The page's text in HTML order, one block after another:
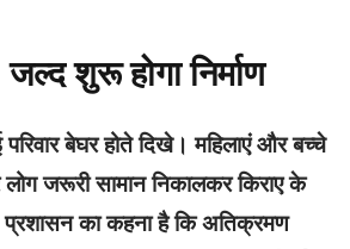
शुरू होगा निर्माण
परिवार बेघर होते दिखे। महिलाएं और बच्चे
जरूरी सामान निकालकर किराए के
प्रशासन का कहना है कि अतिक्रमण